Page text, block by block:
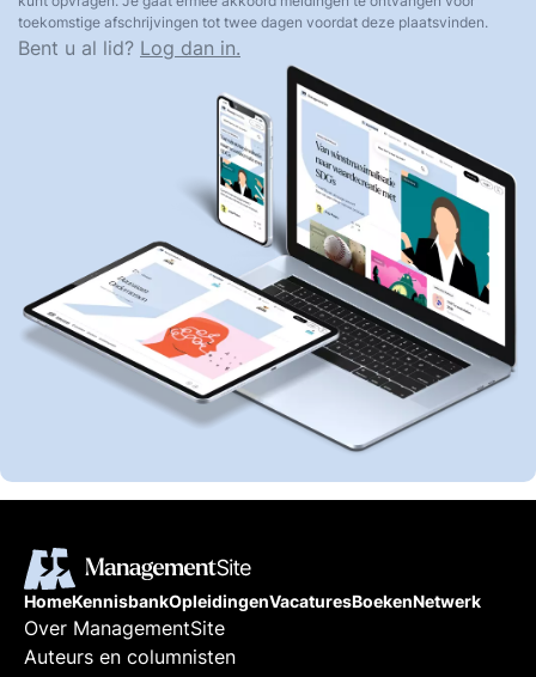
toekomstige afschrijvingen tot twee dagen voordat deze plaatsvinden.
Bent u al lid? Log dan in.
HomeKennisbankOpleidingenVacaturesBoekenNetwerk
Over ManagementSite
Auteurs en columnisten